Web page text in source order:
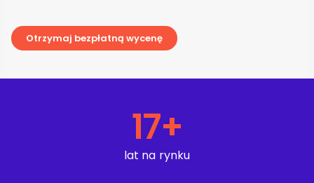
Otrzymaj bezpłatną wycenę
lat na rynku
17+